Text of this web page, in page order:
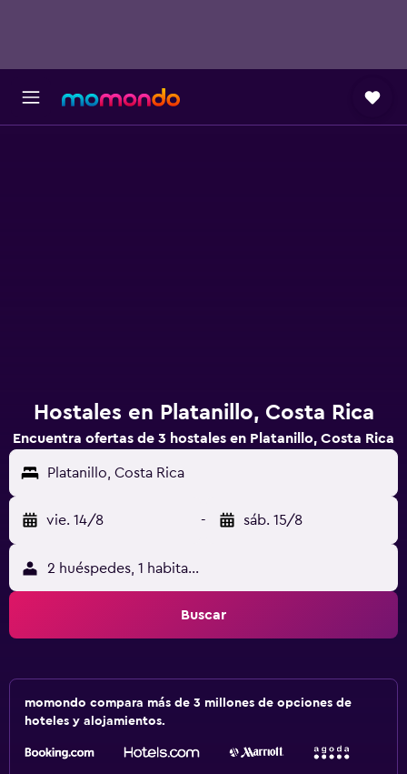
Hostales en Platanillo, Costa Rica
Encuentra ofertas de 3 hostales en Platanillo, Costa Rica
Platanillo, Costa Rica
vie. 14/8 - sáb. 15/8
2 huéspedes, 1 habitación
Buscar
momondo compara más de 3 millones de opciones de
hoteles y alojamientos.